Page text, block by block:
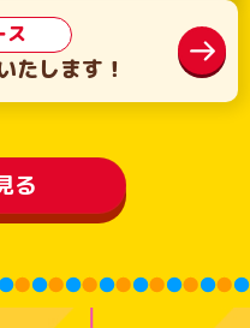
ス
たします！
る